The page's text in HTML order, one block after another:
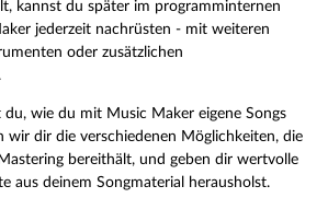
kannst du später im programminternen
jederzeit nachrüsten - mit weiteren
oder zusätzlichen
du, wie du mit Music Maker eigene Songs
wir dir die verschiedenen Möglichkeiten, die
bereithält, und geben dir wertvolle
aus deinem Songmaterial herausholst.